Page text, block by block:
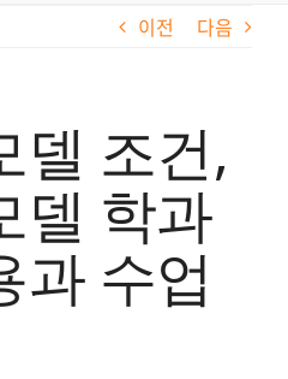
이전 다음
델 조건,
델 학과
과 수업